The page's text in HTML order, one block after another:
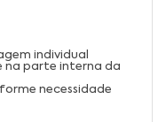
individual
na parte interna da
necessidade